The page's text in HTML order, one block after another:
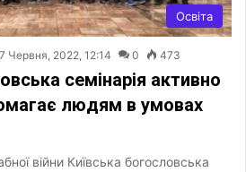
Освіта
Червня, 2022, 12:14 0 473
семінарія активно
людям в умовах
війни Київська богословська